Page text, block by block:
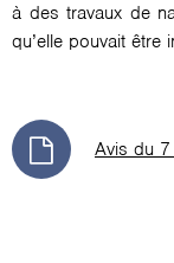
à des travaux de
qu’elle pouvait être
Avis du